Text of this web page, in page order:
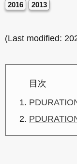
2016
2013
(Last modified:
目次